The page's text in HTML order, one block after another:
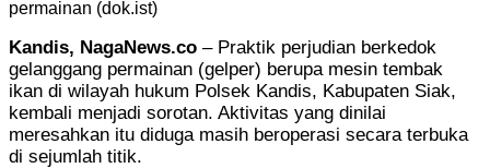
permainan (dok.ist)
Kandis, NagaNews.co – Praktik perjudian berkedok
gelanggang permainan (gelper) berupa mesin tembak
ikan di wilayah hukum Polsek Kandis, Kabupaten Siak,
kembali menjadi sorotan. Aktivitas yang dinilai
meresahkan itu diduga masih beroperasi secara terbuka
di sejumlah titik.